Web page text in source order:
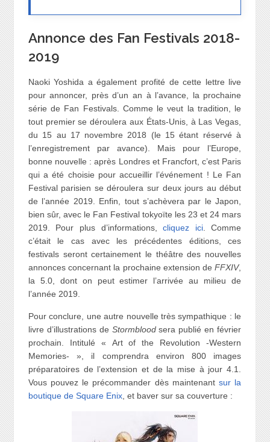
Annonce des Fan Festivals 2018-
2019
Naoki Yoshida a également profité de cette lettre live
pour annoncer, près d’un an à l’avance, la prochaine
série de Fan Festivals. Comme le veut la tradition, le
tout premier se déroulera aux États-Unis, à Las Vegas,
du 15 au 17 novembre 2018 (le 15 étant réservé à
l’enregistrement par avance). Mais pour l’Europe,
bonne nouvelle : après Londres et Francfort, c’est Paris
qui a été choisie pour accueillir l’événement ! Le Fan
Festival parisien se déroulera sur deux jours au début
de l’année 2019. Enfin, tout s’achèvera par le Japon,
bien sûr, avec le Fan Festival tokyoïte les 23 et 24 mars
2019. Pour plus d’informations,cliquez ici. Comme
c’était le cas avec les précédentes éditions, ces
festivals seront certainement le théâtre des nouvelles
annonces concernant la prochaine extension deFFXIV,
la 5.0, dont on peut estimer l’arrivée au milieu de
l’année 2019.
Pour conclure, une autre nouvelle très sympathique : le
livre d’illustrations de Stormbloodsera publié en février
prochain. Intitulé « Art of the Revolution -Western
Memories- », il comprendra environ 800 images
préparatoires de l’extension et de la mise à jour 4.1.
Vous pouvez le précommander dès maintenant sur la
boutique de Square Enix, et baver sur sa couverture :